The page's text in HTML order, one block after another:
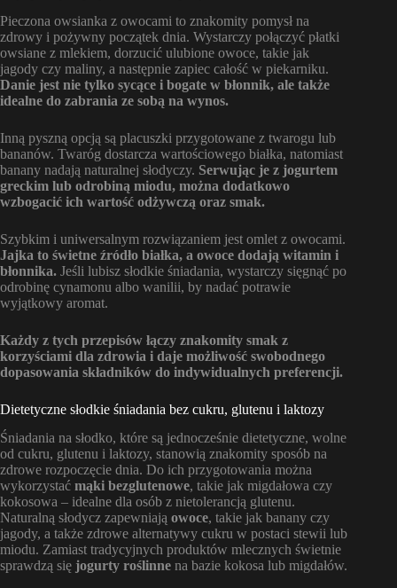
Pieczona owsianka z owocami to znakomity pomysł na
zdrowy i pożywny początek dnia. Wystarczy połączyć płatki
owsiane z mlekiem, dorzucić ulubione owoce, takie jak
jagody czy maliny, a następnie zapiec całość w piekarniku.
Danie jest nie tylko sycące i bogate w błonnik, ale także
idealne do zabrania ze sobą na wynos.
Inną pyszną opcją są placuszki przygotowane z twarogu lub
bananów. Twaróg dostarcza wartościowego białka, natomiast
banany nadają naturalnej słodyczy. Serwując je z jogurtem
greckim lub odrobiną miodu, można dodatkowo
wzbogacić ich wartość odżywczą oraz smak.
Szybkim i uniwersalnym rozwiązaniem jest omlet z owocami.
Jajka to świetne źródło białka, a owoce dodają witamin i
błonnika. Jeśli lubisz słodkie śniadania, wystarczy sięgnąć po
odrobinę cynamonu albo wanilii, by nadać potrawie
wyjątkowy aromat.
Każdy z tych przepisów łączy znakomity smak z
korzyściami dla zdrowia i daje możliwość swobodnego
dopasowania składników do indywidualnych preferencji.
Dietetyczne słodkie śniadania bez cukru, glutenu i laktozy
Śniadania na słodko, które są jednocześnie dietetyczne, wolne
od cukru, glutenu i laktozy, stanowią znakomity sposób na
zdrowe rozpoczęcie dnia. Do ich przygotowania można
wykorzystać mąki bezglutenowe, takie jak migdałowa czy
kokosowa – idealne dla osób z nietolerancją glutenu.
Naturalną słodycz zapewniają owoce, takie jak banany czy
jagody, a także zdrowe alternatywy cukru w postaci stewii lub
miodu. Zamiast tradycyjnych produktów mlecznych świetnie
sprawdzą się jogurty roślinne na bazie kokosa lub migdałów.